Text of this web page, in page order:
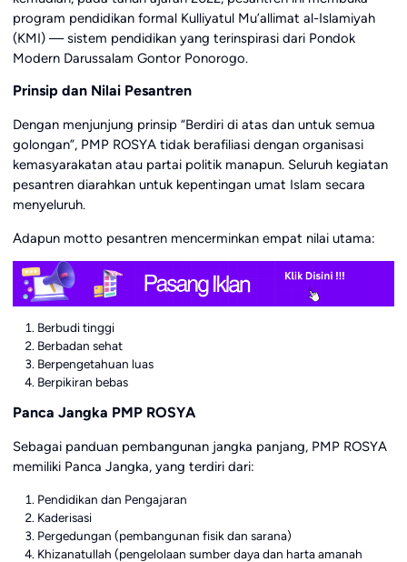
program pendidikan formal Kulliyatul Mu’allimat al-Islamiyah
(KMI) — sistem pendidikan yang terinspirasi dari Pondok
Modern Darussalam Gontor Ponorogo.
Prinsip dan Nilai Pesantren
Dengan menjunjung prinsip “Berdiri di atas dan untuk semua
golongan”, PMP ROSYA tidak berafiliasi dengan organisasi
kemasyarakatan atau partai politik manapun. Seluruh kegiatan
pesantren diarahkan untuk kepentingan umat Islam secara
menyeluruh.
Adapun motto pesantren mencerminkan empat nilai utama:
Berbudi tinggi
Berbadan sehat
Berpengetahuan luas
Berpikiran bebas
Panca Jangka PMP ROSYA
Sebagai panduan pembangunan jangka panjang, PMP ROSYA
memiliki Panca Jangka, yang terdiri dari:
Pendidikan dan Pengajaran
Kaderisasi
Pergedungan (pembangunan fisik dan sarana)
Khizanatullah (pengelolaan sumber daya dan harta amanah